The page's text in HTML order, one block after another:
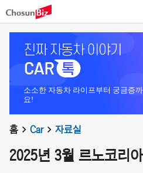
소소한 자동차 라이프부터 궁금증
요!
홈 Car 자료실
2025년 3월 르노코리